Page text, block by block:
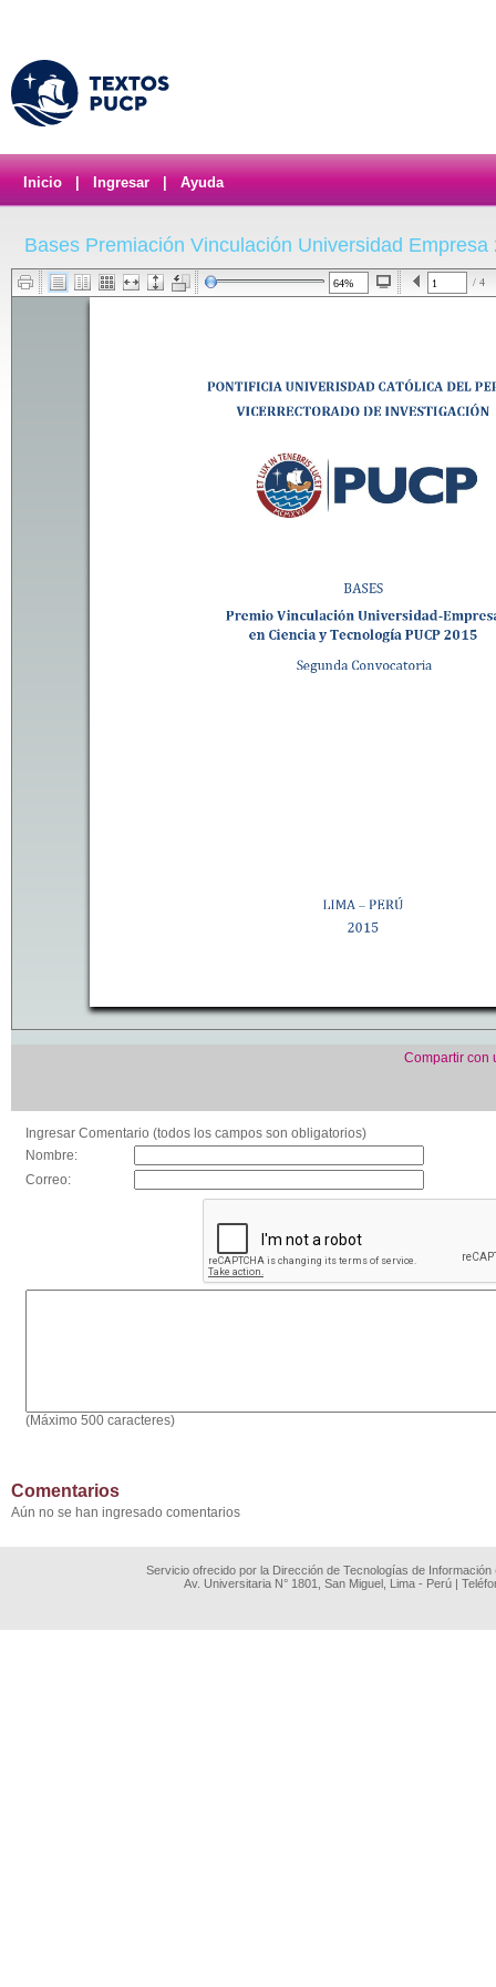
Inicio Ingresar Ayuda
Bases Premiación Vinculación Universidad Empresa
/ 4
Compartir con
Ingresar Comentario (todos los campos son obligatorios)
Nombre:
Correo:
(Máximo 500 caracteres)
Comentarios
Aún no se han ingresado comentarios
Servicio ofrecido por la Dirección de Tecnologías de
Av. Universitaria N° 1801, San Miguel, Lima - Perú |